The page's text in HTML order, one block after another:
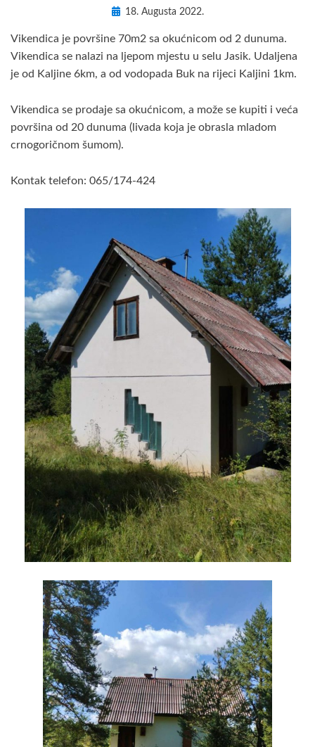
byAdM3Es
Posted18. Augusta 2022.
Vikendica je površine 70m2 sa okućnicom od 2 dunuma.
Vikendica se nalazi na ljepom mjestu u selu Jasik. Udaljena
je od Kaljine 6km, a od vodopada Buk na rijeci Kaljini 1km.
Vikendica se prodaje sa okućnicom, a može se kupiti i veća
površina od 20 dunuma (livada koja je obrasla mladom
crnogoričnom šumom).
Kontak telefon: 065/174-424